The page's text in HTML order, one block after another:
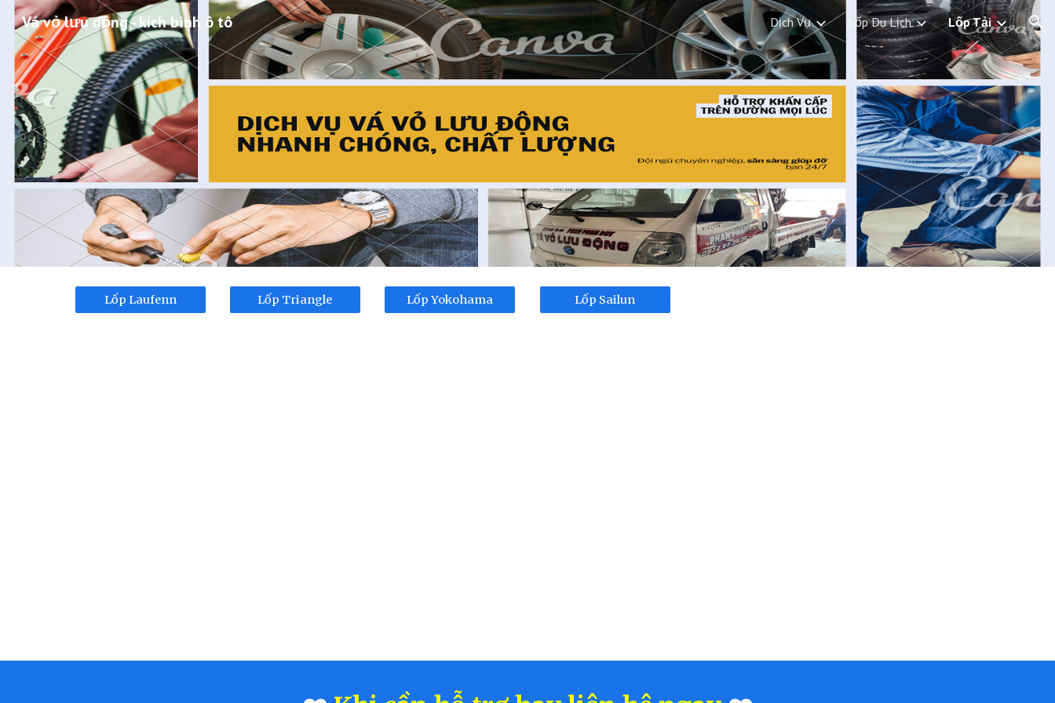
Skip to main content Skip to navigation
Vá vỏ lưu động - kích bình ô tô Dịch Vụ Lốp Du Lịch Lốp Tải
Lốp Laufenn Lốp Triangle Lốp Yokohama Lốp Sailun